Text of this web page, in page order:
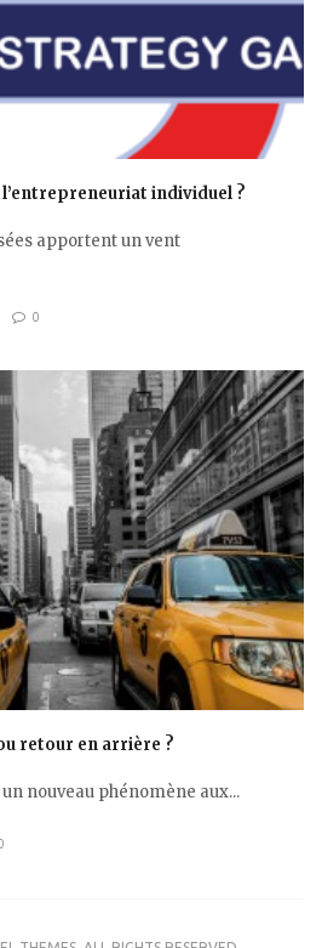
l’entrepreneuriat individuel ?
apportent un vent
0
retour en arrière ?
nouveau phénomène aux...